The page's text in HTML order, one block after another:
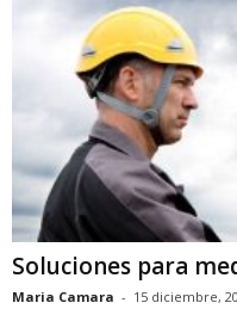
Soluciones para
Maria Camara - 15 diciembre,